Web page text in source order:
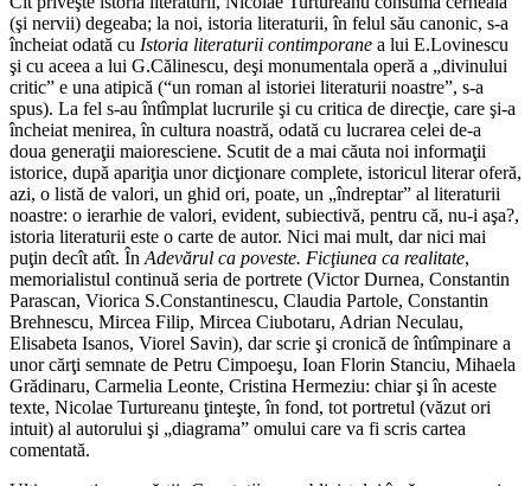
(şi nervii) degeaba; la noi, istoria literaturii, în felul său canonic, s-a
încheiat odată cu Istoria literaturii contimporane a lui E.Lovinescu
şi cu aceea a lui G.Călinescu, deşi monumentala operă a „divinului
critic” e una atipică (“un roman al istoriei literaturii noastre”, s-a
spus). La fel s-au întîmplat lucrurile şi cu critica de direcţie, care şi-a
încheiat menirea, în cultura noastră, odată cu lucrarea celei de-a
doua generaţii maioresciene. Scutit de a mai căuta noi informaţii
istorice, după apariţia unor dicţionare complete, istoricul literar oferă,
azi, o listă de valori, un ghid ori, poate, un „îndreptar” al literaturii
noastre: o ierarhie de valori, evident, subiectivă, pentru că, nu-i aşa?,
istoria literaturii este o carte de autor. Nici mai mult, dar nici mai
puţin decît atît. ÎnAdevărul ca poveste. Ficţiunea ca realitate,
memorialistul continuă seria de portrete (Victor Durnea, Constantin
Parascan, Viorica S.Constantinescu, Claudia Partole, Constantin
Brehnescu, Mircea Filip, Mircea Ciubotaru, Adrian Neculau,
Elisabeta Isanos, Viorel Savin), dar scrie şi cronică de întîmpinare a
unor cărţi semnate de Petru Cimpoeşu, Ioan Florin Stanciu, Mihaela
Grădinaru, Carmelia Leonte, Cristina Hermeziu: chiar şi în aceste
texte, Nicolae Turtureanu ţinteşte, în fond, tot portretul (văzut ori
intuit) al autorului şi „diagrama” omului care va fi scris cartea
comentată.